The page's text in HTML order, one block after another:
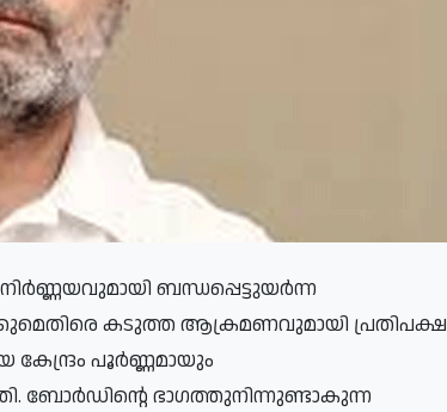
ബന്ധപ്പെട്ടുയർന്ന
കടുത്ത ആക്രമണവുമായി പ്രതിപക്ഷ
കേന്ദ്രം പൂർണ്ണമായും
ബോർഡിന്റെ ഭാഗത്തുനിന്നുണ്ടാകുന്ന